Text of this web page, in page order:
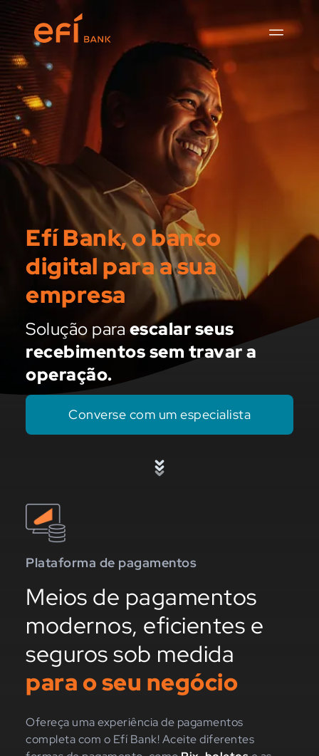
Efí Bank, o banco
digital para a sua
empresa
Solução para escalar seus
recebimentos sem travar a
operação.
Converse com um especialista
Plataforma de pagamentos
Meios de pagamentos
modernos, eficientes e
seguros sob medida
para o seu negócio
Ofereça uma experiência de pagamentos
completa com o Efí Bank! Aceite diferentes